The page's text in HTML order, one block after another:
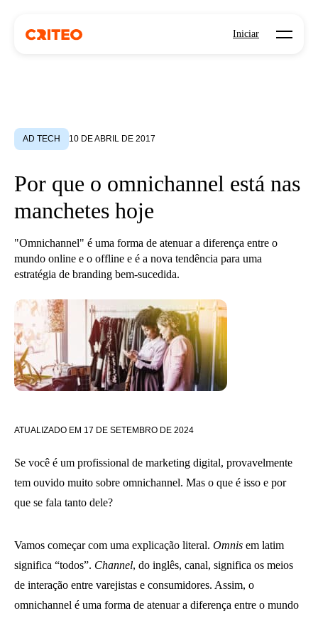
Iniciar Open
AD TECH 10 DE ABRIL DE 2017
Por que o omnichannel está nas
manchetes hoje
"Omnichannel" é uma forma de atenuar a diferença entre o
mundo online e o offline e é a nova tendência para uma
estratégia de branding bem-sucedida.
ATUALIZADO EM 17 DE SETEMBRO DE 2024
Se você é um profissional de marketing digital, provavelmente
tem ouvido muito sobre omnichannel. Mas o que é isso e por
que se fala tanto dele?
Vamos começar com uma explicação literal. Omnis em latim
significa “todos”. Channel, do inglês, canal, significa os meios
de interação entre varejistas e consumidores. Assim, o
omnichannel é uma forma de atenuar a diferença entre o mundo